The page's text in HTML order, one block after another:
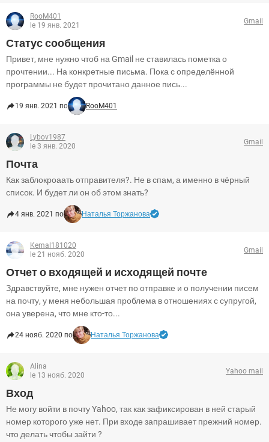
RooM401
le 19 янв. 2021
Gmail
Статус сообщения
Привет, мне нужно чтоб на Gmail не ставилась пометка о
прочтении... На конкретные письма. Пока с определённой
программы не будет прочитано данное пись...
19 янв. 2021 по RooM401
Lybov1987
le 3 янв. 2020
Gmail
Почта
Как заблокроаать отправителя?. Не в спам, а именно в чёрный
список. И будет ли он об этом знать?
4 янв. 2021 по Наталья Торжанова
Kemal181020
le 21 нояб. 2020
Gmail
Отчет о входящей и исходящей почте
Здравствуйте, мне нужен отчет по отправке и о получении писем
на почту, у меня небольшая проблема в отношениях с супругой,
она уверена, что мне кто-то...
24 нояб. 2020 по Наталья Торжанова
Alina
le 13 нояб. 2020
Yahoo mail
Вход
Не могу войти в почту Yahoo, так как зафиксирован в ней старый
номер которого уже нет. При входе запрашивает прежний номер.
что делать чтобы зайти ?